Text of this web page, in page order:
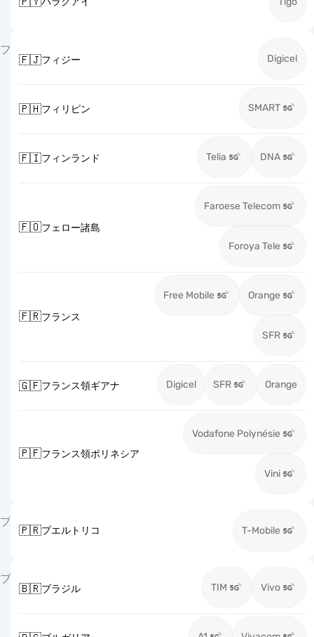
フ
🇫🇯フィジー Digicel
🇵🇭フィリピン SMART
🇫🇮フィンランド Telia DNA
🇫🇴フェロー諸島
Faroese Telecom
Foroya Tele
🇫🇷フランス
Free Mobile Orange
SFR
🇬🇫フランス領ギアナ Digicel SFR Orange
🇵🇫フランス領ポリネシア
Vodafone Polynésie
Vini
プ
🇵🇷プエルトリコ T-Mobile
ブ
🇧🇷ブラジル TIM Vivo